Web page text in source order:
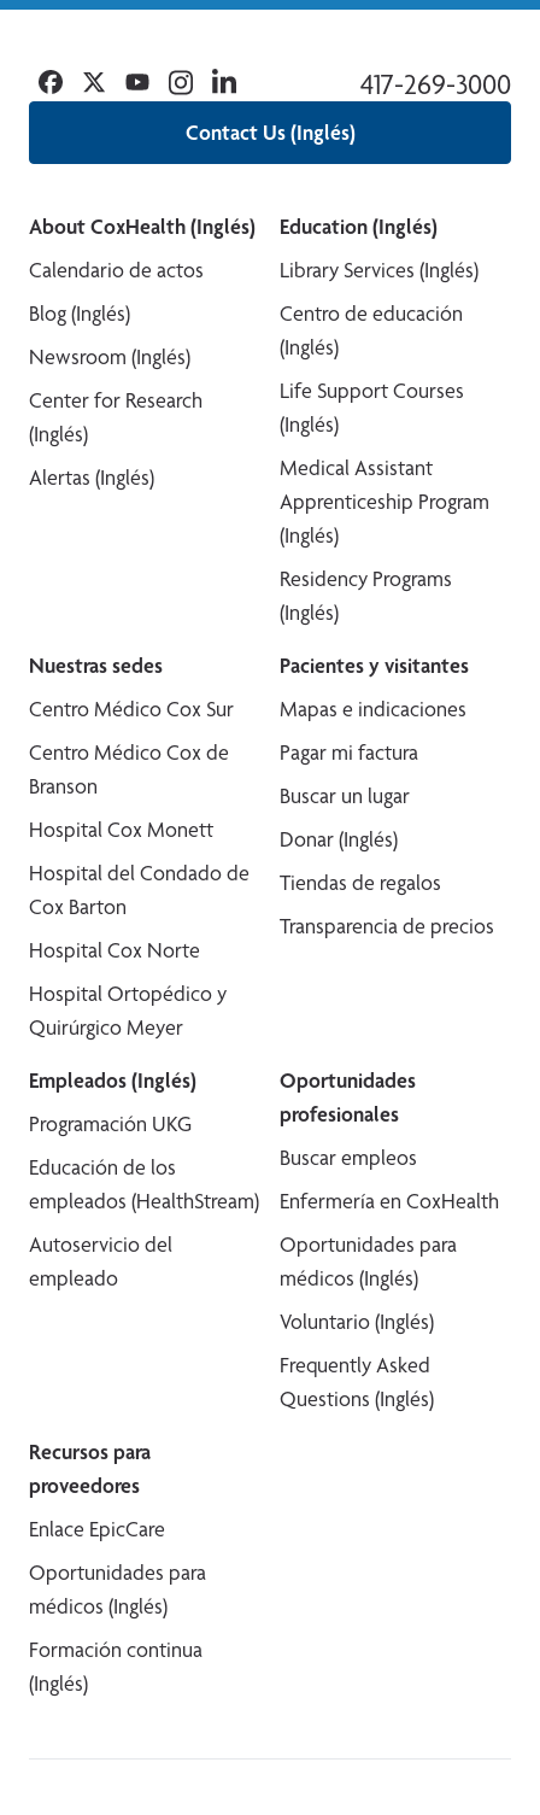
Contact Us (Inglés)
417-269-3000
Facebook
TwitterYouTubeInstagramLinkedin
About CoxHealth (Inglés)
Calendario de actos
Blog (Inglés)
Newsroom (Inglés)
Center for Research
(Inglés)
Alertas (Inglés)
Education (Inglés)
Library Services (Inglés)
Centro de educación
(Inglés)
Life Support Courses
(Inglés)
Medical Assistant
Apprenticeship Program
(Inglés)
Residency Programs
(Inglés)
Nuestras sedes
Centro Médico Cox Sur
Centro Médico Cox de
Branson
Hospital Cox Monett
Hospital del Condado de
Cox Barton
Hospital Cox Norte
Hospital Ortopédico y
Quirúrgico Meyer
Pacientes y visitantes
Mapas e indicaciones
Pagar mi factura
Buscar un lugar
Donar (Inglés)
Tiendas de regalos
Transparencia de precios
Empleados (Inglés)
Programación UKG
Educación de los
empleados (HealthStream)
Autoservicio del
empleado
Oportunidades
profesionales
Buscar empleos
Enfermería en CoxHealth
Oportunidades para
médicos (Inglés)
Voluntario (Inglés)
Frequently Asked
Questions (Inglés)
Recursos para
proveedores
Enlace EpicCare
Oportunidades para
médicos (Inglés)
Formación continua
(Inglés)